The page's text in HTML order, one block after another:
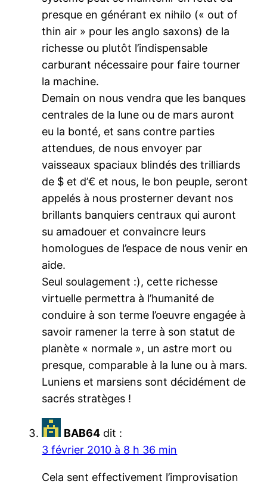
presque en générant ex nihilo (« out of
thin air » pour les anglo saxons) de la
richesse ou plutôt l’indispensable
carburant nécessaire pour faire tourner
la machine.
Demain on nous vendra que les banques
centrales de la lune ou de mars auront
eu la bonté, et sans contre parties
attendues, de nous envoyer par
vaisseaux spaciaux blindés des trilliards
de $ et d’€ et nous, le bon peuple, seront
appelés à nous prosterner devant nos
brillants banquiers centraux qui auront
su amadouer et convaincre leurs
homologues de l’espace de nous venir en
aide.
Seul soulagement :), cette richesse
virtuelle permettra à l’humanité de
conduire à son terme l’oeuvre engagée à
savoir ramener la terre à son statut de
planète « normale », un astre mort ou
presque, comparable à la lune ou à mars.
Luniens et marsiens sont décidément de
sacrés stratèges !
BAB64 dit :
3 février 2010 à 8 h 36 min
Cela sent effectivement l’improvisation